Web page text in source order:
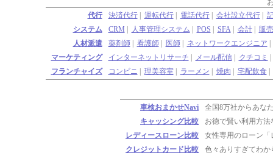
代行 決済代行| 運転代行| 電話代行| 会社設立代行|
システム
CRM 人事管理システム POS SFA| 会計| 販
人材派遣
薬剤師| 看護師| 医師| ネットワークエンジニア
マーケティング
インターネットリサーチ メール配信| クチコミ
フランチャイズ
コンビニ 理美容室| ラーメン 焼肉 宅配飲食
車検おまかせNavi
全国8万社からあな
キャッシング比較
お徳で賢い利用方
レディースローン比較
女性専用のローン
クレジットカード比較
色々ありすぎてわ